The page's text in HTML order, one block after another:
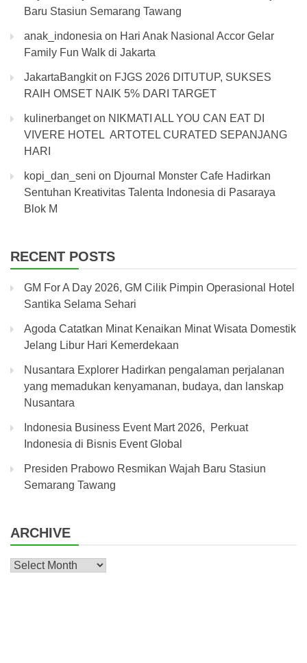
Baru Stasiun Semarang Tawang
anak_indonesia on Hari Anak Nasional Accor Gelar
Family Fun Walk di Jakarta
JakartaBangkiton FJGS 2026 DITUTUP, SUKSES
RAIH OMSET NAIK 5% DARI TARGET
kulinerbangeton NIKMATI ALL YOU CAN EAT DI
VIVERE HOTEL ARTOTEL CURATED SEPANJANG
HARI
kopi_dan_seni on Djournal Monster Cafe Hadirkan
Sentuhan Kreativitas Talenta Indonesia di Pasaraya
Blok M
RECENT POSTS
GM For A Day 2026, GM Cilik Pimpin Operasional Hotel
Santika Selama Sehari
Agoda Catatkan Minat Kenaikan Minat Wisata Domestik
Jelang Libur Hari Kemerdekaan
Nusantara Explorer Hadirkan pengalaman perjalanan
yang memadukan kenyamanan, budaya, dan lanskap
Nusantara
Indonesia Business Event Mart 2026, Perkuat
Indonesia di Bisnis Event Global
Presiden Prabowo Resmikan Wajah Baru Stasiun
Semarang Tawang
ARCHIVE
Archive